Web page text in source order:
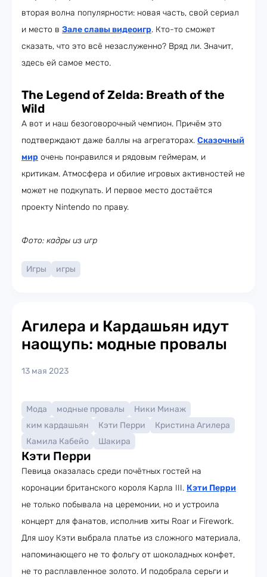
вторая волна популярности: новая часть, свой сериал
и место в Зале славы видеоигр. Кто-то сможет
сказать, что это всё незаслуженно? Вряд ли. Значит,
здесь ей самое место.
The Legend of Zelda: Breath of the
Wild
А вот и наш безоговорочный чемпион. Причём это
подтверждают даже баллы на агрегаторах. Сказочный
мир очень понравился и рядовым геймерам, и
критикам. Атмосфера и обилие игровых активностей не
может не подкупать. И первое место достаётся
проекту Nintendo по праву.
Фото: кадры из игр
Игры игры
Агилера и Кардашьян идут
наощупь: модные провалы
13 мая 2023
Мода модные провалы
Ники Минаж
ким кардашьян
Кэти Перри
Кристина Агилера
Камила Кабейо
Шакира
Кэти Перри
Певица оказалась среди почётных гостей на
коронации британского короля Карла III. Кэти Перри
не только побывала на церемонии, но и устроила
концерт для фанатов, исполнив хиты Roar и Firework.
Для шоу Кэти выбрала платье из сложного материала,
напоминающего не то фольгу от шоколадных конфет,
не то расплавленное золото. И подобрала серьги и